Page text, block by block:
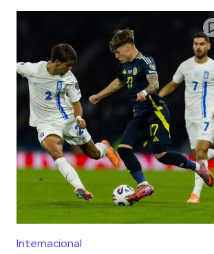
Internacional